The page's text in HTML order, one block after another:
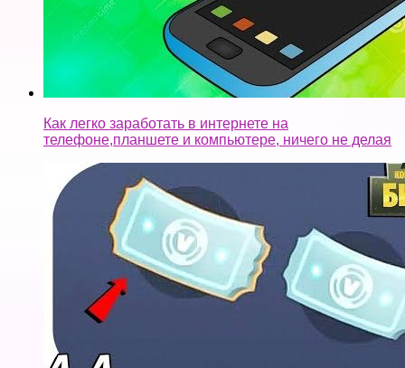
Как легко заработать в интернете на
телефоне,планшете и компьютере, ничего не делая